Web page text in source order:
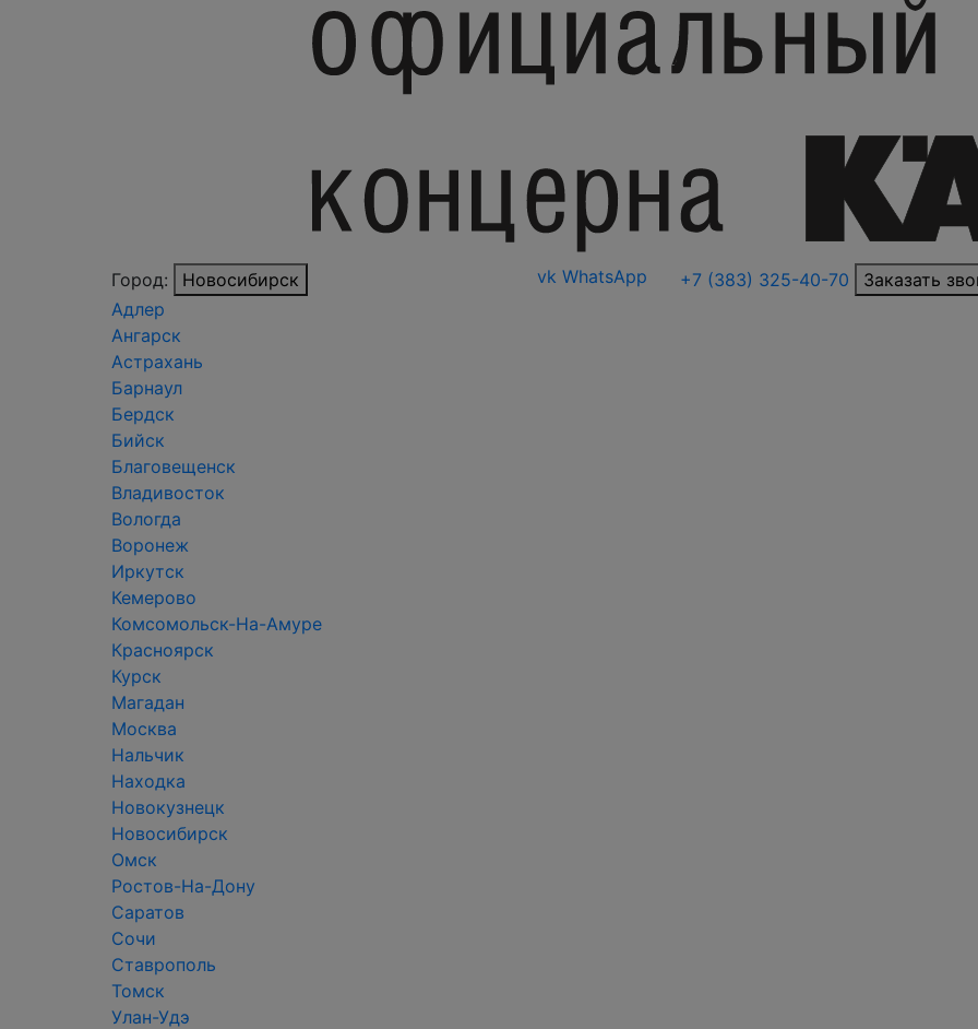
Город:
Новосибирск
Адлер
Ангарск
Астрахань
Барнаул
Бердск
Бийск
Благовещенск
Владивосток
Вологда
Воронеж
Иркутск
Кемерово
Комсомольск-На-Амуре
Красноярск
Курск
Магадан
Москва
Нальчик
Находка
Новокузнецк
Новосибирск
Омск
Ростов-На-Дону
Саратов
Сочи
Ставрополь
Томск
Улан-Удэ
vk WhatsApp +7 (383) 325-40-70 Заказать